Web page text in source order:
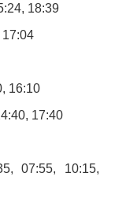
18:39
17:04
16:10
17:40
07:55, 10:15,